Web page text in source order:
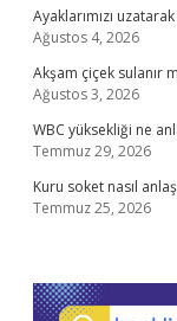
Ayaklarımızı
Ağustos 4, 2026
Akşam çiçek sulanır
Ağustos 3, 2026
WBC yüksekliği ne
Temmuz 29, 2026
Kuru soket nasıl
Temmuz 25, 2026